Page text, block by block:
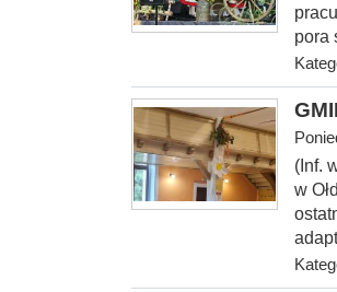
pora
(Inf.
w